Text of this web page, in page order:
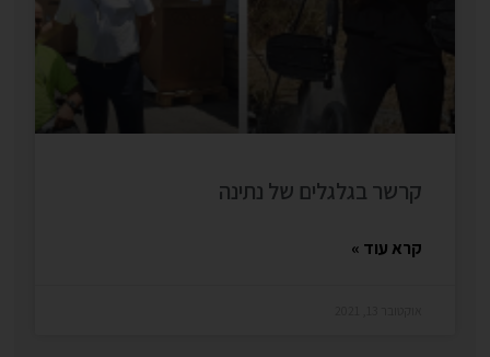
קרשר בגלגלים של נתינה
קרא עוד »